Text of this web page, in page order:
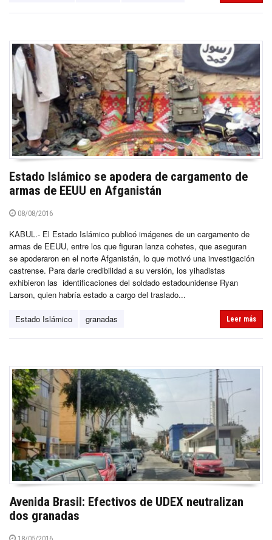
Estado Islámico se apodera de cargamento de
armas de EEUU en Afganistán
08/08/2016
KABUL.- El Estado Islámico publicó imágenes de un cargamento de
armas de EEUU, entre los que figuran lanza cohetes, que aseguran
se apoderaron en el norte Afganistán, lo que motivó una investigación
castrense. Para darle credibilidad a su versión, los yihadistas
exhibieron las identificaciones del soldado estadounidense Ryan
Larson, quien habría estado a cargo del traslado...
Estado Islámico granadas Leer más
Avenida Brasil: Efectivos de UDEX neutralizan
dos granadas